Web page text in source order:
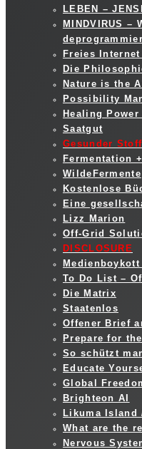
LEBEN –
MINDVIRUS –
Freies Internet
Die
Nature is the
Possibility
Healing
Saatgut
Gesunder
Fermentation
WildeFermente
Kostenlose
Eine
Lizz Marion
Off-Grid
DISCLOSURE
Medienboykott
To Do List –
Die Matrix
Staatenlos
Offener Brief
Prepare for
So schützt
Educate
Global
Brighteon AI
Likuma Island
What are the
Nervous